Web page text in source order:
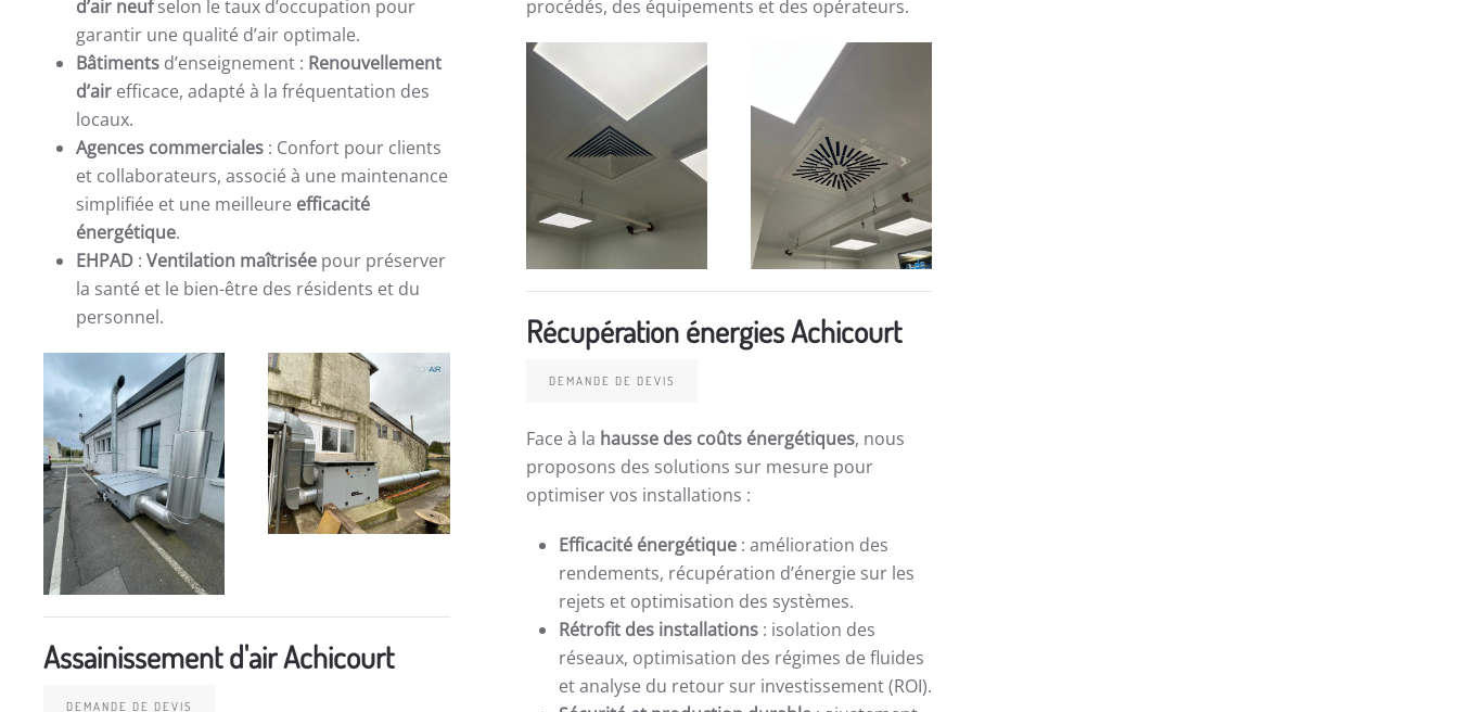
d’air neufselon le taux d’occupation pour
garantir une qualité d’air optimale.
Bâtiments d’enseignement : Renouvellement
d’air efficace, adapté à la fréquentation des
locaux.
Agences commerciales : Confort pour clients
et collaborateurs, associé à une maintenance
simplifiée et une meilleure efficacité
énergétique.
EHPAD : Ventilation maîtrisée pour préserver
la santé et le bien-être des résidents et du
personnel.
Assainissement d'air Achicourt
DEMANDE DE DEVIS
procédés, des équipements et des opérateurs.
Récupération énergies Achicourt
DEMANDE DE DEVIS
Face à la hausse des coûts énergétiques, nous
proposons des solutions sur mesure pour
optimiser vos installations :
Efficacité énergétique: amélioration des
rendements, récupération d’énergie sur les
rejets et optimisation des systèmes.
Rétrofit des installations: isolation des
réseaux, optimisation des régimes de fluides
et analyse du retour sur investissement (ROI).